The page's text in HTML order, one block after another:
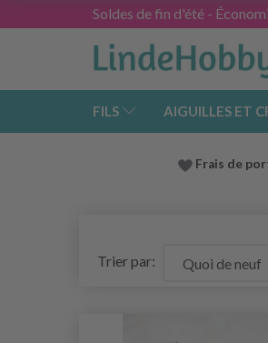
Soldes de fin d'été -
FILS AIGUILLES ET
Frais de
Trier par: